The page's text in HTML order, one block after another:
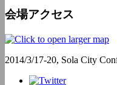
会場アクセス
2014/3/17-20, Sola City